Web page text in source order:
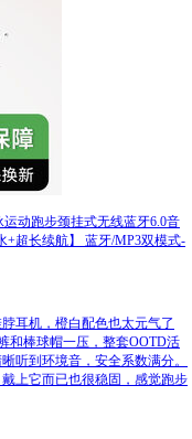
动跑步颈挂式无线蓝牙6.0音
+超长续航】 蓝牙/MP3双模式-
耳机，橙白配色也太元气了
和棒球帽一压，整套OOTD活
听到环境音，安全系数满分。
上它而已也很稳固，感觉跑步